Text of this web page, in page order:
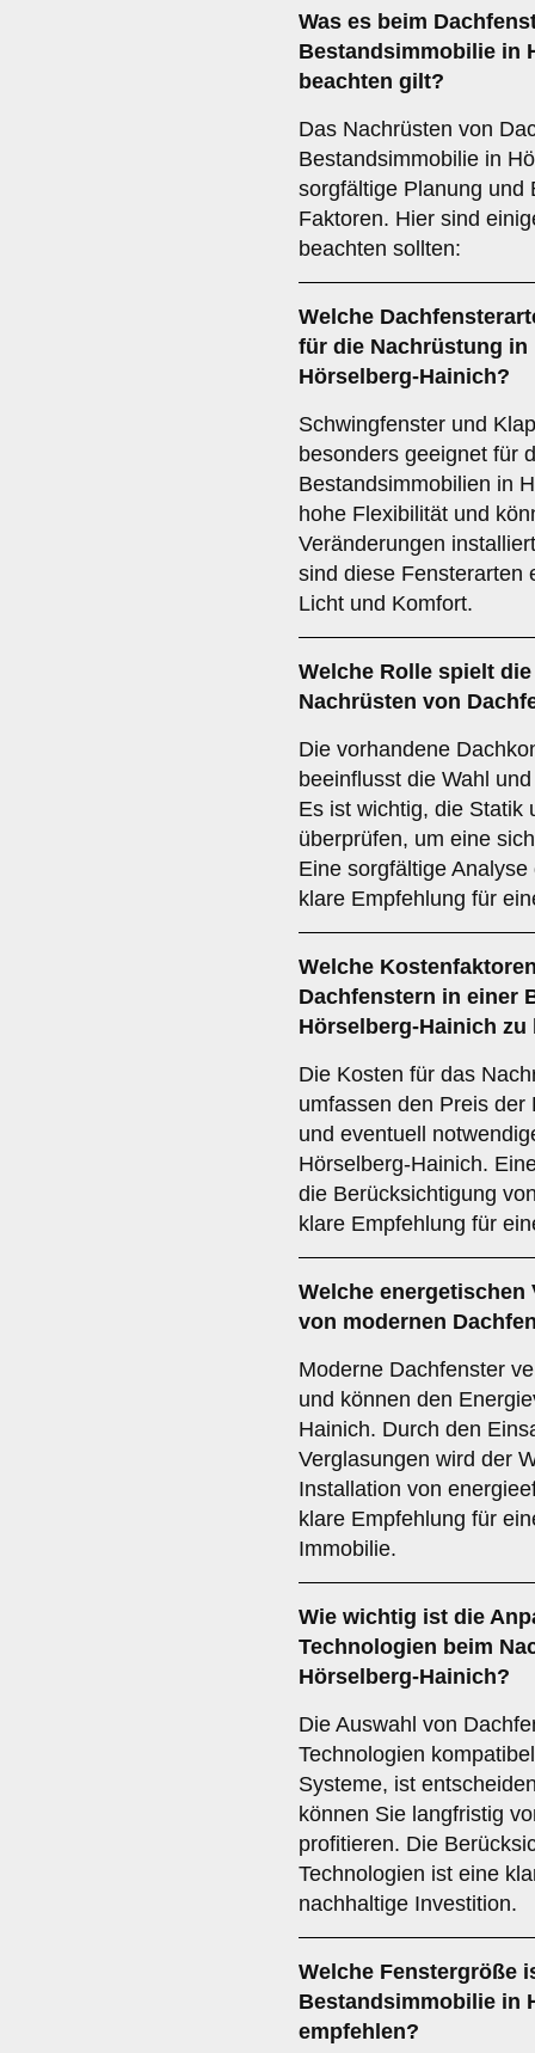
Was es beim
Bestandsimmobilie in
beachten gilt?
Das Nachrüsten von
Bestandsimmobilie in
sorgfältige Planung und
Faktoren. Hier sind
beachten sollten:
Welche
für die Nachrüstung
Hörselberg-Hainich?
Schwingfenster und
besonders geeignet für
Bestandsimmobilien in
hohe Flexibilität und
Veränderungen
sind diese Fensterarten
Licht und Komfort.
Welche Rolle spielt
Nachrüsten von
Die vorhandene
beeinflusst die Wahl
Es ist wichtig, die Statik
überprüfen, um eine
Eine sorgfältige
klare Empfehlung für
Welche
Dachfenstern in einer
Hörselberg-Hainich
Die Kosten für das
umfassen den Preis der
und eventuell
Hörselberg-Hainich.
die Berücksichtigung
klare Empfehlung für
Welche energetischen
von modernen
Moderne Dachfenster
und können den
Hainich. Durch den
Verglasungen wird der
Installation von
klare Empfehlung für
Immobilie.
Wie wichtig ist die
Technologien beim
Hörselberg-Hainich?
Die Auswahl von
Technologien
Systeme, ist
können Sie langfristig
profitieren. Die
Technologien ist eine
nachhaltige Investition.
Welche Fenstergröße
Bestandsimmobilie in
empfehlen?